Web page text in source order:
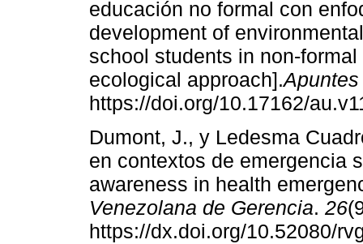
educación no formal con
development of
school students in non-
ecological approach].
https://doi.org/10.17162/
Dumont, J., y Ledesma
en contextos de emergencia
awareness in health
Venezolana de Gerencia. 26
https://dx.doi.org/10.52080/